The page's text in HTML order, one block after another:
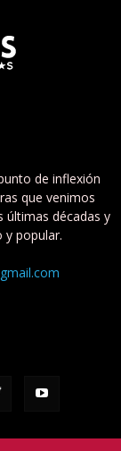
de inflexión
que venimos
últimas décadas y
popular.